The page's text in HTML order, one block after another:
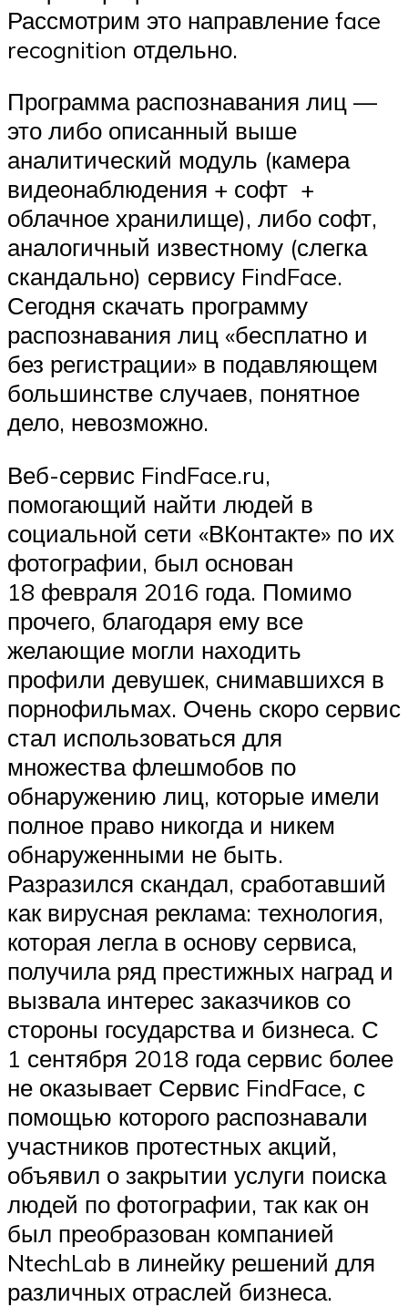
Рассмотрим это направление face
recognition отдельно.
Программа распознавания лиц —
это либо описанный выше
аналитический модуль (камера
видеонаблюдения + софт +
облачное хранилище), либо софт,
аналогичный известному (слегка
скандально) сервису FindFace.
Сегодня скачать программу
распознавания лиц «бесплатно и
без регистрации» в подавляющем
большинстве случаев, понятное
дело, невозможно.
Веб-сервис FindFace.ru,
помогающий найти людей в
социальной сети «ВКонтакте» по их
фотографии, был основан
18 февраля 2016 года. Помимо
прочего, благодаря ему все
желающие могли находить
профили девушек, снимавшихся в
порнофильмах. Очень скоро сервис
стал использоваться для
множества флешмобов по
обнаружению лиц, которые имели
полное право никогда и никем
обнаруженными не быть.
Разразился скандал, сработавший
как вирусная реклама: технология,
которая легла в основу сервиса,
получила ряд престижных наград и
вызвала интерес заказчиков со
стороны государства и бизнеса. С
1 сентября 2018 года сервис более
не оказывает Сервис FindFace, с
помощью которого распознавали
участников протестных акций,
объявил о закрытии услуги поиска
людей по фотографии, так как он
был преобразован компанией
NtechLab в линейку решений для
различных отраслей бизнеса.